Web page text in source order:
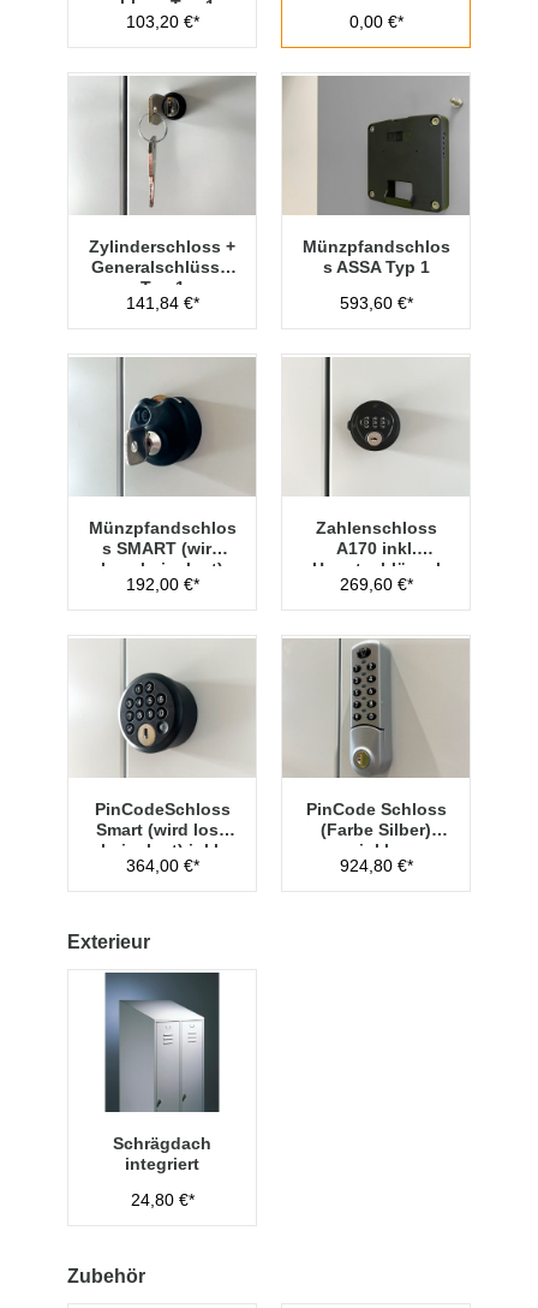
chloss Typ 1
103,20 €*
0,00 €*
Zylinderschloss +
Generalschlüssel
Typ 1
141,84 €*
Münzpfandschlos
s ASSA Typ 1
593,60 €*
Münzpfandschlos
s SMART (wird
lose beigelegt)
192,00 €*
Zahlenschloss
A170 inkl.
Hauptschlüssel
Typ 1
269,60 €*
PinCodeSchloss
Smart (wird lose
beigelegt) inkl.
Managementschl
üssel
364,00 €*
PinCode Schloss
(Farbe Silber)
inkl.
Hauptschlüssel
Typ 1
924,80 €*
Exterieur
Schrägdach
integriert
24,80 €*
Zubehör